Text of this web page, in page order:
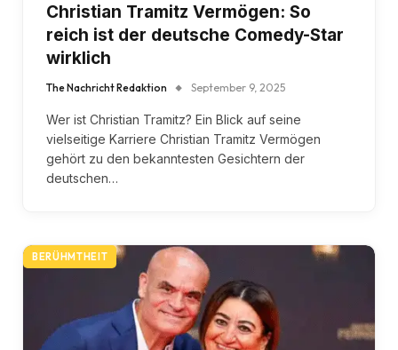
Christian Tramitz Vermögen: So
reich ist der deutsche Comedy-Star
wirklich
The Nachricht Redaktion September 9, 2025
Wer ist Christian Tramitz? Ein Blick auf seine
vielseitige Karriere Christian Tramitz Vermögen
gehört zu den bekanntesten Gesichtern der
deutschen…
BERÜHMTHEIT